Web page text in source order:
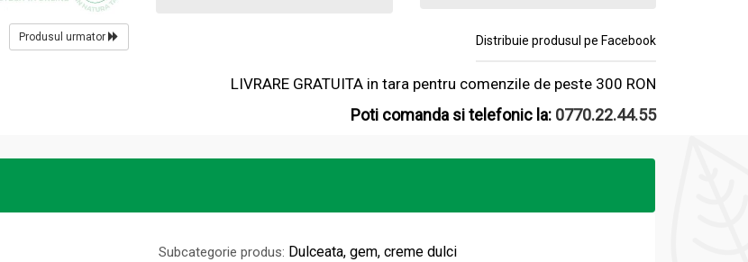
Produsul urmator Distribuie produsul pe Facebook
LIVRARE GRATUITA in tara pentru comenzile de peste 300 RON
Poti comanda si telefonic la: 0770.22.44.55
Subcategorie produs: Dulceata, gem, creme dulci